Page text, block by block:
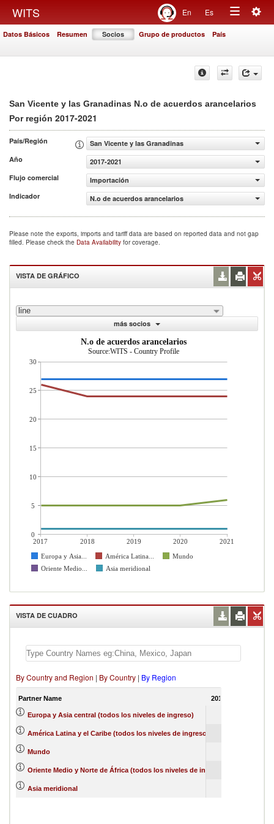
WITS En Es
Toggle
Datos Básicos Resumen Socios Grupo de productos País
San Vicente y las Granadinas N.o de acuerdos arancelarios
Por región 2017-2021
País/Región
San Vicente y las Granadinas
Año
2017-2021
Flujo comercial
Importación
Indicador
N.o de acuerdos arancelarios
Please note the exports, imports and tariff data are based on reported data and not gap
filled. Please check the Data Availability for coverage.
VISTA DE GRÁFICO
line
más socios
N.o de acuerdos arancelarios
Source:WITS - Country Profile
2017 2018 2019 2020
2021
Europa y Asia...
América Latina...
Mundo
Oriente Medio...
Asia meridional
30
25
20
15
10
5
0
VISTA DE CUADRO
By Country and Region | By Country | By Region
Partner Name 2017
Europa y Asia central (todos los niveles de ingreso)
América Latina y el Caribe (todos los niveles de ingreso)
Mundo
Oriente Medio y Norte de África (todos los niveles de ingreso)
Asia meridional